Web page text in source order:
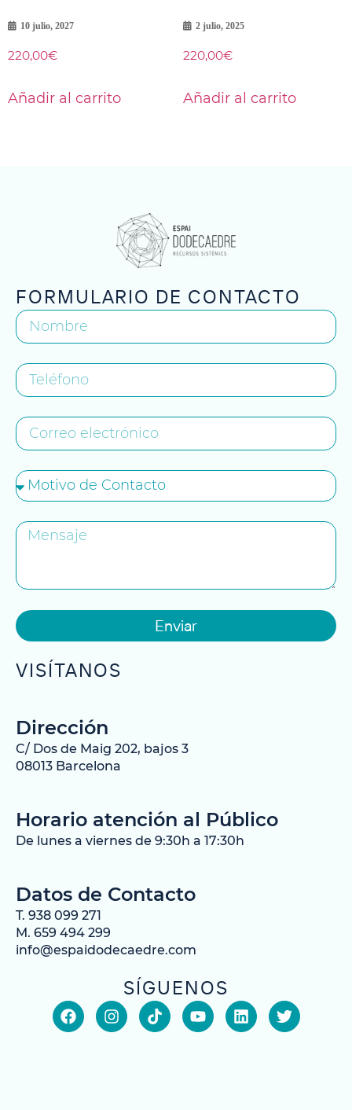
10 julio, 2027
220,00€
Añadir al carrito
2 julio, 2025
220,00€
Añadir al carrito
FORMULARIO DE CONTACTO
Enviar
VISÍTANOS
Dirección
C/ Dos de Maig 202, bajos 3
08013 Barcelona
Horario atención al Público
De lunes a viernes de 9:30h a 17:30h
Datos de Contacto
T. 938 099 271
M. 659 494 299
info@espaidodecaedre.com
SÍGUENOS